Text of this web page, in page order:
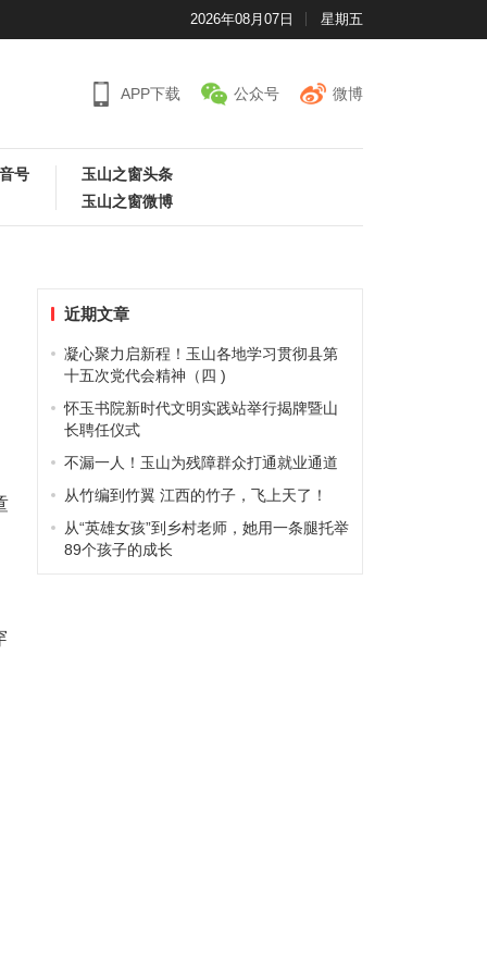
2026年08月07日 星期五
APP下载 公众号 微博
号
玉山之窗头条
玉山之窗微博
近期文章
凝心聚力启新程！玉山各地学习贯彻县第
十五次党代会精神（四 )
怀玉书院新时代文明实践站举行揭牌暨山
长聘任仪式
不漏一人！玉山为残障群众打通就业通道
从竹编到竹翼 江西的竹子，飞上天了！
从“英雄女孩”到乡村老师，她用一条腿托举
89个孩子的成长